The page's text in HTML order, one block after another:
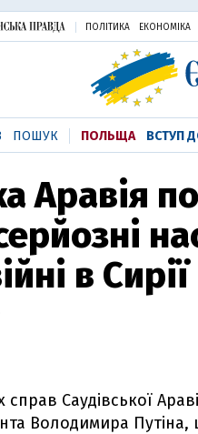
ПОЛІТИКА ЕКОНОМІКА
ПОШУК ПОЛЬЩА ВСТУП
Аравія
в Сирії
справ Саудівської
Володимира Путіна,